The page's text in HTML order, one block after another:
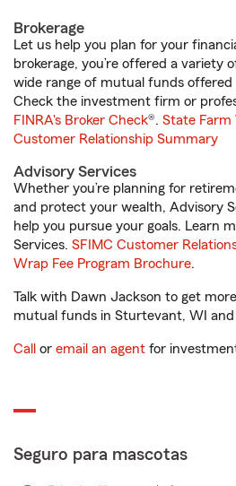
Brokerage
Let us help you plan for your
brokerage, you’re offered a variety
wide range of mutual funds offered
Check the investment firm or
FINRA's Broker Check®. State Farm
Customer Relationship Summary
Advisory Services
Whether you’re planning for
and protect your wealth, Advisory
help you pursue your goals. Learn
Services. SFIMC Customer
Wrap Fee Program Brochure.
Talk with Dawn Jackson to get
mutual funds in Sturtevant, WI
Call or email an agent for
Seguro para mascotas